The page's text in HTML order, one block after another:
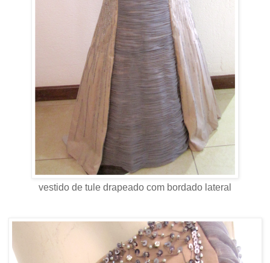
vestido de tule drapeado com bordado lateral